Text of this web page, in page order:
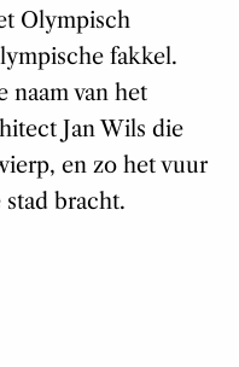
Olympisch
fakkel.
naam van het
Jan Wils die
en zo het vuur
stad bracht.